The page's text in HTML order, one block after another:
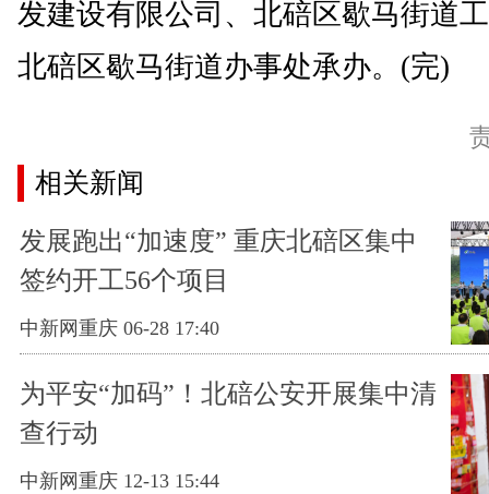
发建设有限公司、北碚区歇马街道
北碚区歇马街道办事处承办。(完)
相关新闻
发展跑出“加速度” 重庆北碚区集中
签约开工56个项目
中新网重庆 06-28 17:40
为平安“加码”！北碚公安开展集中清
查行动
中新网重庆 12-13 15:44